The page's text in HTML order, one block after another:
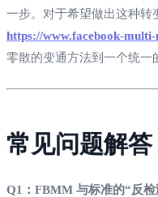
一步。对于希望做出这种转
https://www.facebook-multi-
零散的变通方法到一个统一
常见问题解答
Q1：FBMM 与标准的“反